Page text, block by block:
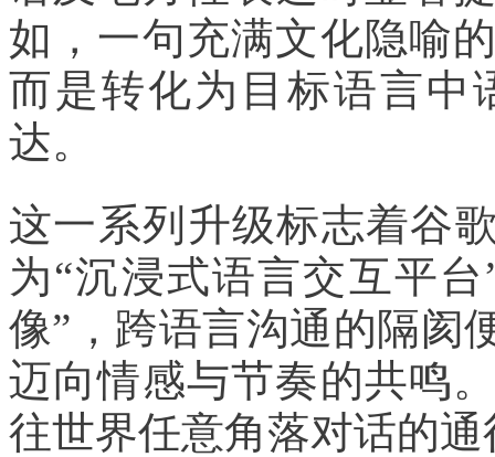
如，一句充满文化隐喻
而是转化为目标语言中
达。
这一系列升级标志着谷
为“沉浸式语言交互平
像”，跨语言沟通的隔阂
迈向情感与节奏的共鸣
往世界任意角落对话的通